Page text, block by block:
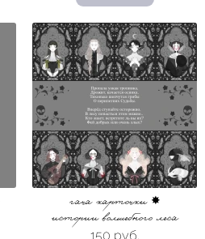
гача карточки ✸
истории волшебного леса
150 руб.